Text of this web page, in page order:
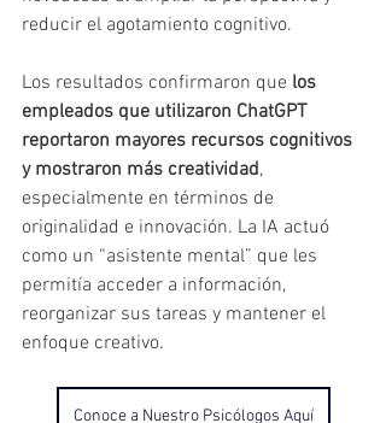
reducir el agotamiento cognitivo.
Los resultados confirmaron que los
empleados que utilizaron ChatGPT
reportaron mayores recursos cognitivos
y mostraron más creatividad,
especialmente en términos de
originalidad e innovación. La IA actuó
como un “asistente mental” que les
permitía acceder a información,
reorganizar sus tareas y mantener el
enfoque creativo.
Conoce a Nuestro Psicólogos Aquí